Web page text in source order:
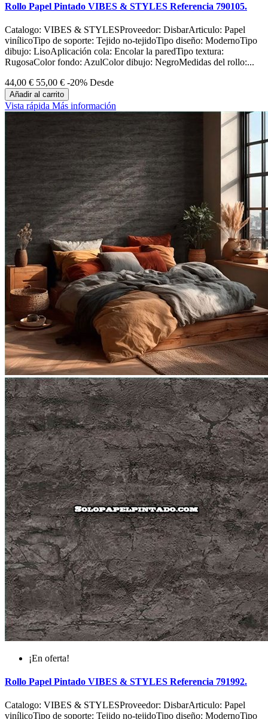
Rollo Papel Pintado VIBES & STYLES Referencia 790105.
Catalogo: VIBES & STYLESProveedor: DisbarArticulo: Papel
vinílicoTipo de soporte: Tejido no-tejidoTipo diseño: ModernoTipo
dibujo: LisoAplicación cola: Encolar la paredTipo textura:
RugosaColor fondo: AzulColor dibujo: NegroMedidas del rollo:...
44,00 € 55,00 € -20% Desde
Añadir al carrito
Vista rápida Más información
¡En oferta!
Rollo Papel Pintado VIBES & STYLES Referencia 791992.
Catalogo: VIBES & STYLESProveedor: DisbarArticulo: Papel
vinílicoTipo de soporte: Tejido no-tejidoTipo diseño: ModernoTipo